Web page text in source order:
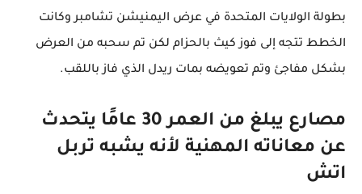
بطولة الولايات المتحدة في عرض اليمنيشن تشامبر وكانت
الخطط تتجه إلى فوز كيث بالحزام لكن تم سحبه من العرض
بشكل مفاجئ وتم تعويضه بمات ريدل الذي فاز باللقب.
مصارع يبلغ من العمر 30 عامًا يتحدث
عن معاناته المهنية لأنه يشبه تربل
اتش